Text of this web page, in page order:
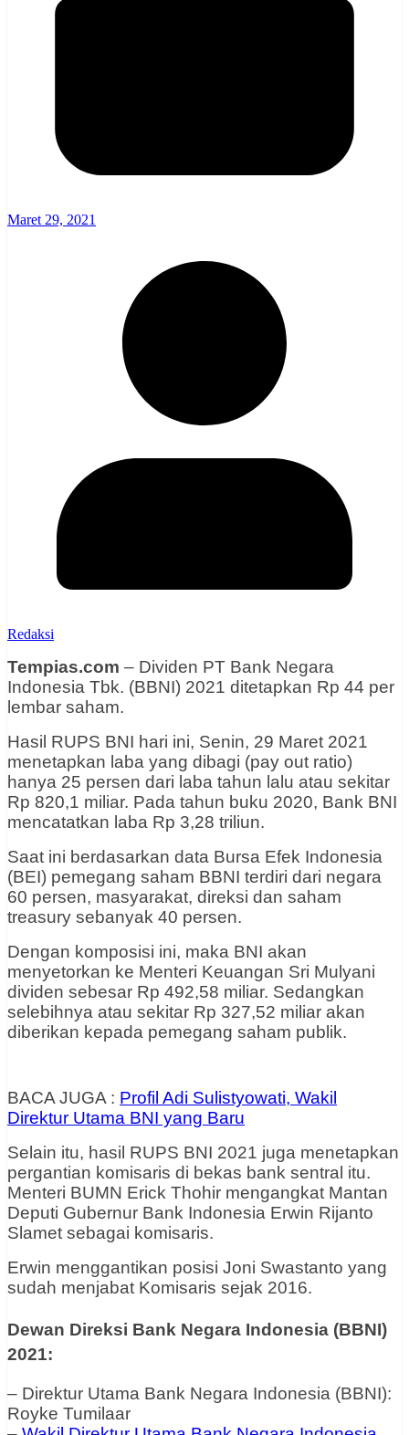
Maret 29, 2021
Redaksi
Tempias.com – Dividen PT Bank Negara
Indonesia Tbk. (BBNI) 2021 ditetapkan Rp 44 per
lembar saham.
Hasil RUPS BNI hari ini, Senin, 29 Maret 2021
menetapkan laba yang dibagi (pay out ratio)
hanya 25 persen dari laba tahun lalu atau sekitar
Rp 820,1 miliar. Pada tahun buku 2020, Bank BNI
mencatatkan laba Rp 3,28 triliun.
Saat ini berdasarkan data Bursa Efek Indonesia
(BEI) pemegang saham BBNI terdiri dari negara
60 persen, masyarakat, direksi dan saham
treasury sebanyak 40 persen.
Dengan komposisi ini, maka BNI akan
menyetorkan ke Menteri Keuangan Sri Mulyani
dividen sebesar Rp 492,58 miliar. Sedangkan
selebihnya atau sekitar Rp 327,52 miliar akan
diberikan kepada pemegang saham publik.
BACA JUGA : Profil Adi Sulistyowati, Wakil
Direktur Utama BNI yang Baru
Selain itu, hasil RUPS BNI 2021 juga menetapkan
pergantian komisaris di bekas bank sentral itu.
Menteri BUMN Erick Thohir mengangkat Mantan
Deputi Gubernur Bank Indonesia Erwin Rijanto
Slamet sebagai komisaris.
Erwin menggantikan posisi Joni Swastanto yang
sudah menjabat Komisaris sejak 2016.
Dewan Direksi Bank Negara Indonesia (BBNI)
2021:
– Direktur Utama Bank Negara Indonesia (BBNI):
Royke Tumilaar